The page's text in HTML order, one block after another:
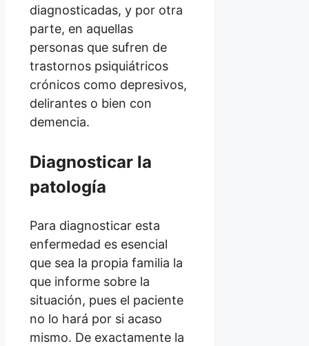
diagnosticadas, y por otra
parte, en aquellas
personas que sufren de
trastornos psiquiátricos
crónicos como depresivos,
delirantes o bien con
demencia.
Diagnosticar la
patología
Para diagnosticar esta
enfermedad es esencial
que sea la propia familia la
que informe sobre la
situación, pues el paciente
no lo hará por si acaso
mismo. De exactamente la